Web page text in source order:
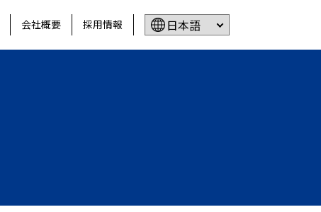
会社概要 採用情報